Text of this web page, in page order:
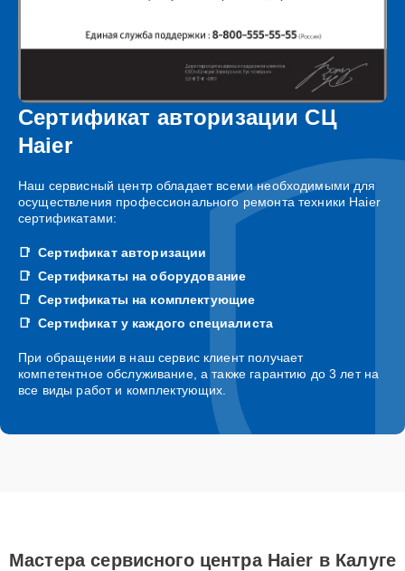
Сертификат авторизации СЦ
Haier
Наш сервисный центр обладает всеми необходимыми для
осуществления профессионального ремонта техники Haier
сертификатами:
Сертификат авторизации
Сертификаты на оборудование
Сертификаты на комплектующие
Сертификат у каждого специалиста
При обращении в наш сервис клиент получает
компетентное обслуживание, а также гарантию до 3 лет на
все виды работ и комплектующих.
Мастера сервисного центра Haier в Калуге